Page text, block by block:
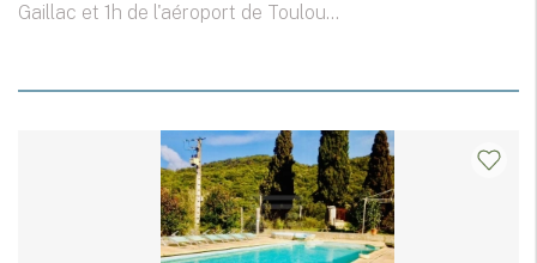
Gaillac et 1h de l'aéroport de Toulou...